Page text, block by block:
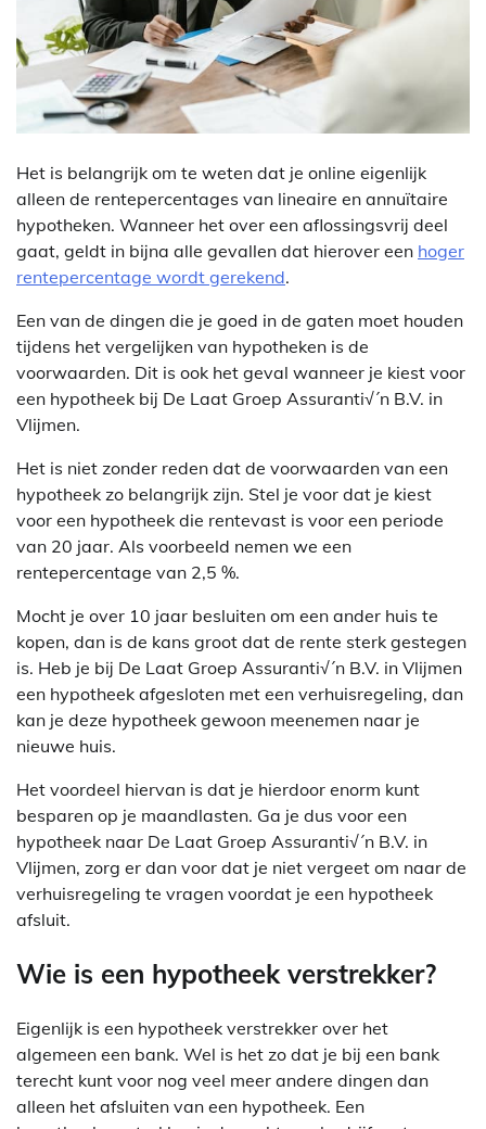
Het is belangrijk om te weten dat je online eigenlijk
alleen de rentepercentages van lineaire en annuïtaire
hypotheken. Wanneer het over een aflossingsvrij deel
gaat, geldt in bijna alle gevallen dat hierover een hoger
rentepercentage wordt gerekend.
Een van de dingen die je goed in de gaten moet houden
tijdens het vergelijken van hypotheken is de
voorwaarden. Dit is ook het geval wanneer je kiest voor
een hypotheek bij De Laat Groep Assuranti√´n B.V. in
Vlijmen.
Het is niet zonder reden dat de voorwaarden van een
hypotheek zo belangrijk zijn. Stel je voor dat je kiest
voor een hypotheek die rentevast is voor een periode
van 20 jaar. Als voorbeeld nemen we een
rentepercentage van 2,5 %.
Mocht je over 10 jaar besluiten om een ander huis te
kopen, dan is de kans groot dat de rente sterk gestegen
is. Heb je bij De Laat Groep Assuranti√´n B.V. in Vlijmen
een hypotheek afgesloten met een verhuisregeling, dan
kan je deze hypotheek gewoon meenemen naar je
nieuwe huis.
Het voordeel hiervan is dat je hierdoor enorm kunt
besparen op je maandlasten. Ga je dus voor een
hypotheek naar De Laat Groep Assuranti√´n B.V. in
Vlijmen, zorg er dan voor dat je niet vergeet om naar de
verhuisregeling te vragen voordat je een hypotheek
afsluit.
Wie is een hypotheek verstrekker?
Eigenlijk is een hypotheek verstrekker over het
algemeen een bank. Wel is het zo dat je bij een bank
terecht kunt voor nog veel meer andere dingen dan
alleen het afsluiten van een hypotheek. Een